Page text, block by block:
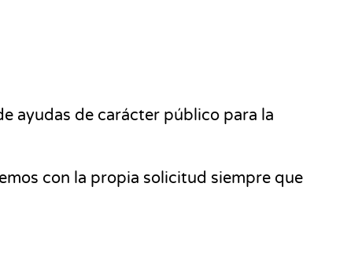
ayudas de carácter público para la
con la propia solicitud siempre que